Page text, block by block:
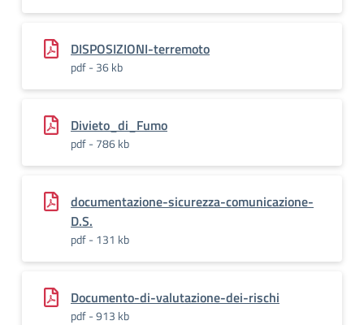
DISPOSIZIONI-terremoto
pdf - 36 kb
Divieto_di_Fumo
pdf - 786 kb
documentazione-sicurezza-comunicazione-
D.S.
pdf - 131 kb
Documento-di-valutazione-dei-rischi
pdf - 913 kb